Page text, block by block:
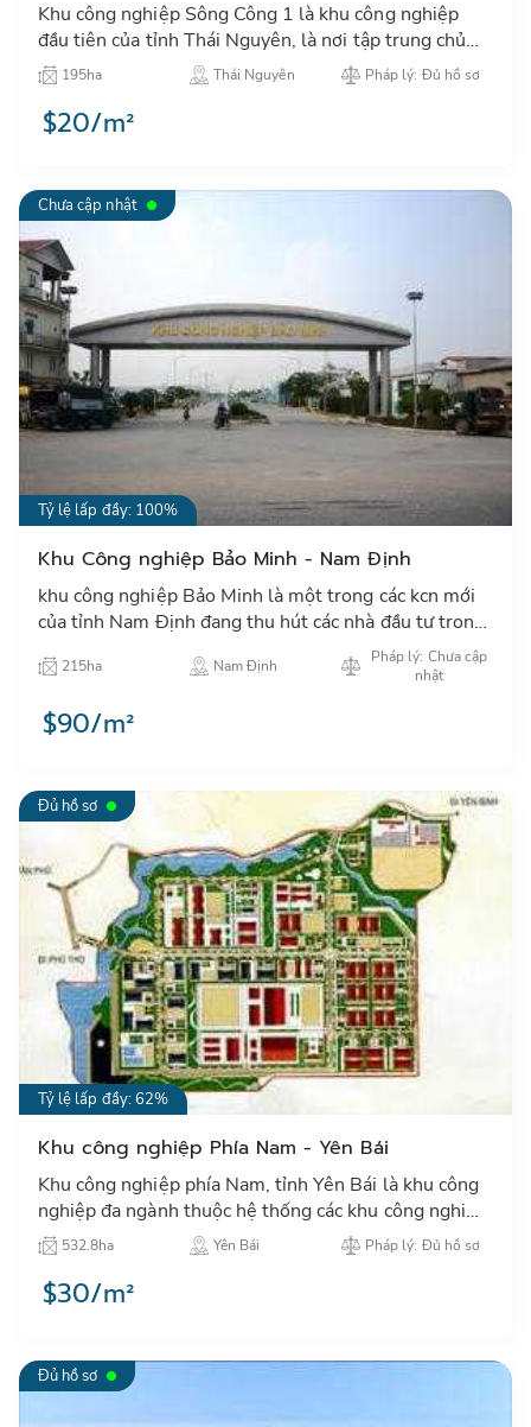
Khu công nghiệp Sông Công 1 là khu công nghiệp
đầu tiên của tỉnh Thái Nguyên, là nơi tập trung chủ
yếu của các nhà máy gia công cơ khí và kim loại như
thép, kẽm…
195ha Thái Nguyên Pháp lý: Đủ hồ sơ
$20/m²
Chưa cập nhật
Tỷ lệ lấp đầy: 100%
Khu Công nghiệp Bảo Minh - Nam Định
khu công nghiệp Bảo Minh là một trong các kcn mới
của tỉnh Nam Định đang thu hút các nhà đầu tư trong
và ngoài nước đặc biệt các NĐT Nhật Bản, Hàn Quốc,
Đài Loa…
215ha Nam Định
Pháp lý: Chưa cập
nhật
$90/m²
Đủ hồ sơ
Tỷ lệ lấp đầy: 62%
Khu công nghiệp Phía Nam - Yên Bái
Khu công nghiệp phía Nam, tỉnh Yên Bái là khu công
nghiệp đa ngành thuộc hệ thống các khu công nghiệp
Quốc gia, thu hút các nhà đầu tư trong và ngoài
nước…
532.8ha Yên Bái Pháp lý: Đủ hồ sơ
$30/m²
Đủ hồ sơ